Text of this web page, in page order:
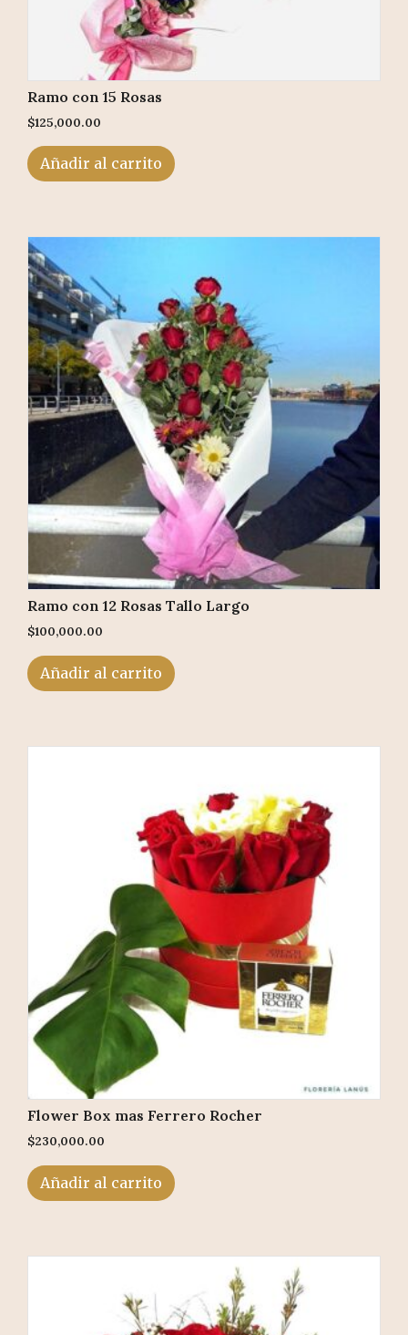
Ramo con 15 Rosas
$125,000.00
Añadir al carrito
Ramo con 12 Rosas Tallo Largo
$100,000.00
Añadir al carrito
Flower Box mas Ferrero Rocher
$230,000.00
Añadir al carrito